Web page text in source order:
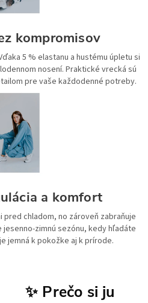
kompromisov
5 % elastanu a hustému úpletu si
nosení. Praktické vrecká sú
pre vaše každodenné potreby.
a komfort
pred chladom, no zároveň zabraňuje
zimnú sezónu, kedy hľadáte
jemná k pokožke aj k prírode.
✨ Prečo si ju